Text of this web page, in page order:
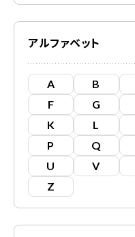
アルファベット
A B
F
G
K
L
P
Q
U
V
Z